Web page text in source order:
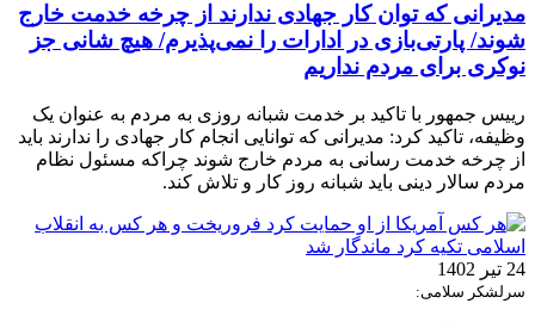
مدیرانی که توان کار جهادی ندارند از چرخه خدمت خارج
شوند/ پارتی‌بازی در ادارات را نمی‌پذیرم/ هیچ شانی جز
نوکری برای مردم نداریم
رییس جمهور با تاکید بر خدمت شبانه روزی به مردم به عنوان یک
وظیفه، تاکید کرد: مدیرانی که توانایی انجام کار جهادی را ندارند باید
از چرخه خدمت رسانی به مردم خارج شوند چراکه مسئول نظام
مردم سالار دینی باید شبانه روز کار و تلاش کند.
24 تیر 1402
سرلشکر سلامی: